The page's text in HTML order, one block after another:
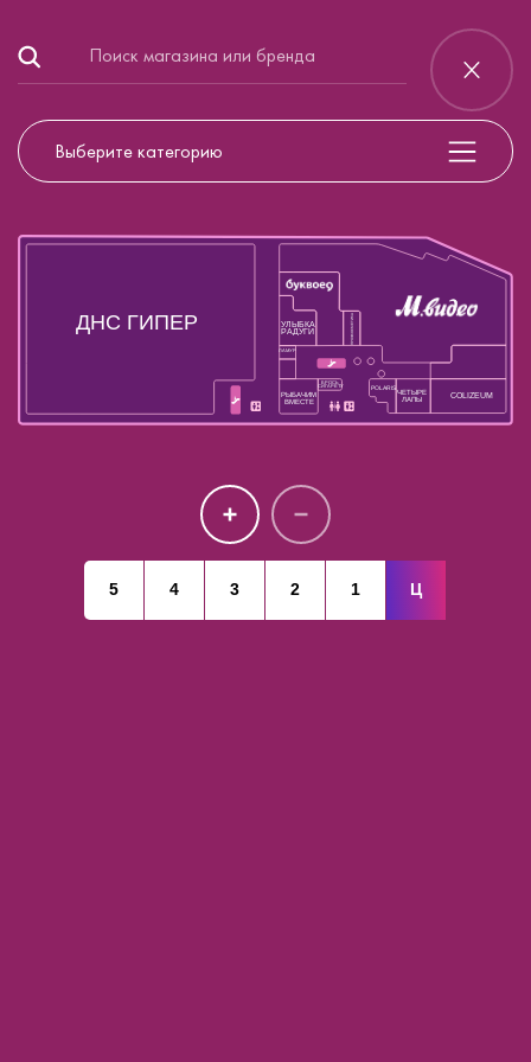
Выберите категорию
ДНС ГИПЕР
РЫБАЧИМ
ВМЕСТЕ
БРОСЬ
СИГАРЕТУ
ЛАМУР
УЛЫБКА
РАДУГИ ПРОФКОСМЕТИКА
COLIZEUM
ЧЕТЫРЕ
ЛАПЫ
POLARIS
5 4 3 2 1 Ц